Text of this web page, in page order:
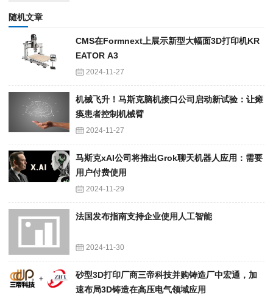
随机文章
CMS在Formnext上展示新型大幅面3D打印机KR
EATOR A3
2024-11-27
机械飞升！马斯克脑机接口公司启动新试验：让瘫
痪患者控制机械臂
2024-11-27
马斯克xAI公司将推出Grok聊天机器人应用：需要
用户付费使用
2024-11-29
法国发布指南支持企业使用人工智能
2024-11-30
砂型3D打印厂商三帝科技并购铸造厂中宏通，加
速布局3D铸造在高压电气领域应用